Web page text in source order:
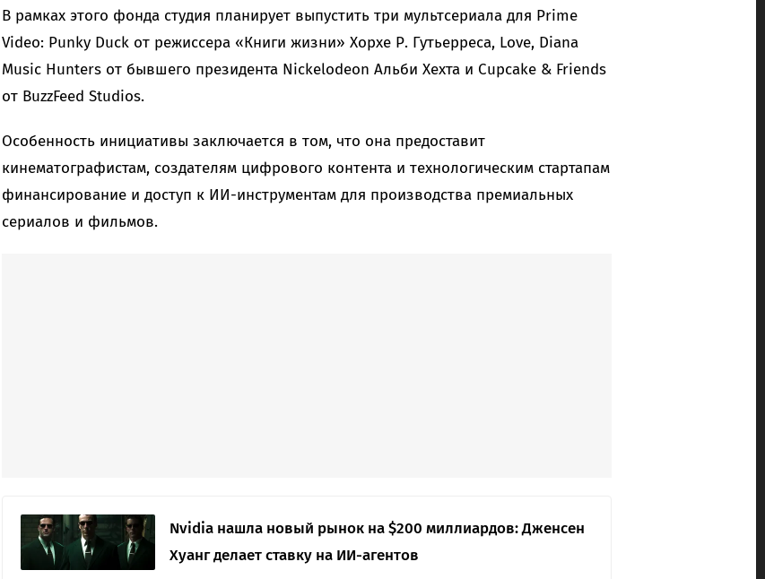
В рамках этого фонда студия планирует выпустить три мультсериала для Prime
Video: Punky Duck от режиссера «Книги жизни» Хорхе Р. Гутьерреса, Love, Diana
Music Hunters от бывшего президента Nickelodeon Альби Хехта и Cupcake & Friends
от BuzzFeed Studios.
Особенность инициативы заключается в том, что она предоставит
кинематографистам, создателям цифрового контента и технологическим стартапам
финансирование и доступ к ИИ-инструментам для производства премиальных
сериалов и фильмов.
Nvidia нашла новый рынок на $200 миллиардов: Дженсен
Хуанг делает ставку на ИИ-агентов